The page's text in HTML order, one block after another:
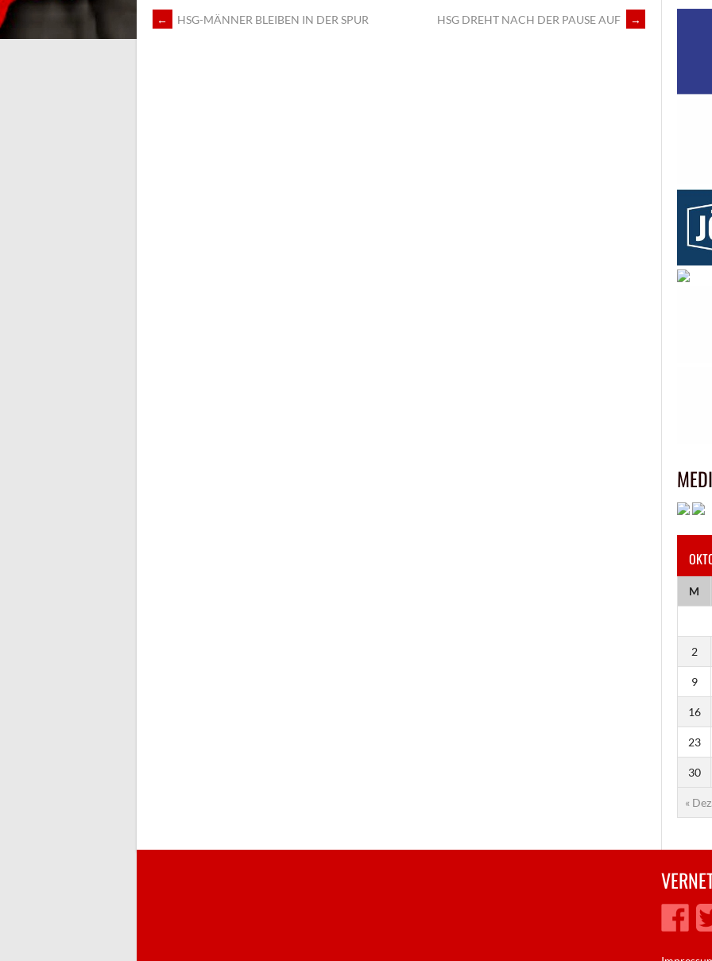
ARTIKEL-
← HSG-MÄNNER BLEIBEN IN DER SPUR HSG DREHT NACH DER PAUSE AUF →
M
«
2
9
16
23
30